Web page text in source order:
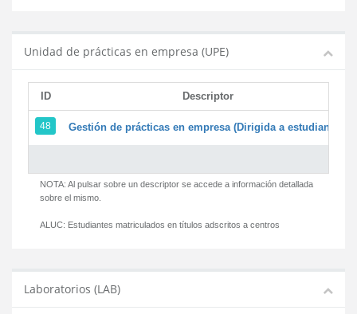
Unidad de prácticas en empresa (UPE)
ID Descriptor
48 Gestión de prácticas en empresa (Dirigida a estudiantes)
NOTA: Al pulsar sobre un descriptor se accede a información detallada
sobre el mismo.
ALUC: Estudiantes matriculados en títulos adscritos a centros
Laboratorios (LAB)